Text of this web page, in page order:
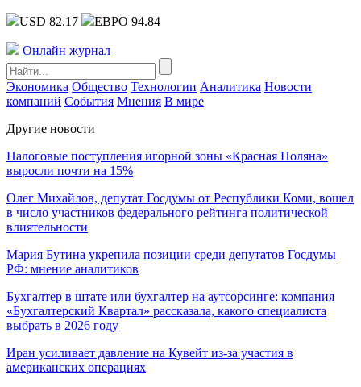
USD 82.17 ЕВРО 94.84
Онлайн журнал
Экономика Общество Технологии Аналитика Новости
компаний События Мнения В мире
Другие новости
Налоговые поступления игорной зоны «Красная Поляна»
выросли почти на 15%
Олег Михайлов, депутат Госдумы от Республики Коми, вошел
в число участников федерального рейтинга политической
влиятельности
Мария Бутина укрепила позиции среди депутатов Госдумы
РФ: мнение аналитиков
Бухгалтер в штате или бухгалтер на аутсорсинге: компания
«Бухгалтерский Квартал» рассказала, какого специалиста
выбрать в 2026 году
Иран усиливает давление на Кувейт из-за участия в
американских операциях